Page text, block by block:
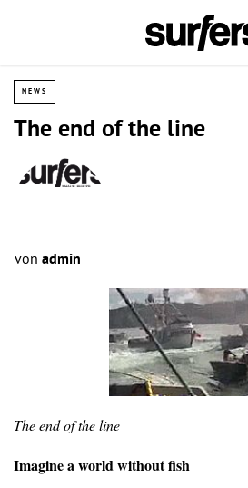
NEWS
The end of the line
von admin
The end of the line
Imagine a world without fish